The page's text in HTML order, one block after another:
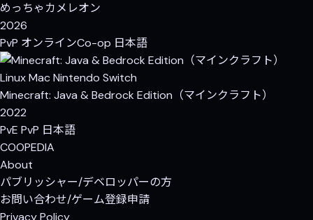
めっちゃカメレオン
2026
PvP オンラインCo-op 日本語
LinuxMacNintendo Switch
Minecraft: Java & Bedrock Edition（マインクラフト）
2022
PvE PvP 日本語
COOPEDIA
About
パブリッシャー/デベロッパーの方
お問い合わせ/ゲーム登録申請
Privacy Policy